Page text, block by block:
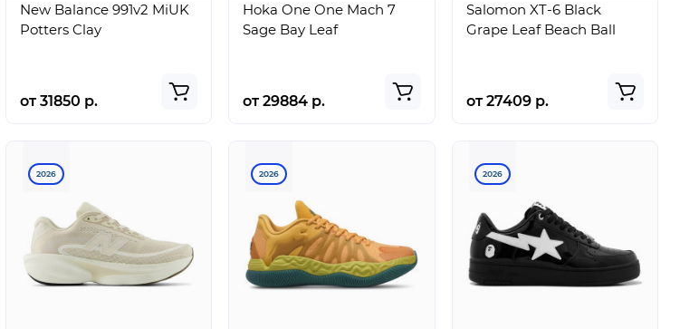
New Balance 991v2 MiUK
Potters Clay
от 31850 р.
Hoka One One Mach 7
Sage Bay Leaf
от 29884 р.
Salomon XT-6 Black
Grape Leaf Beach Ball
от 27409 р.
2026 2026 2026